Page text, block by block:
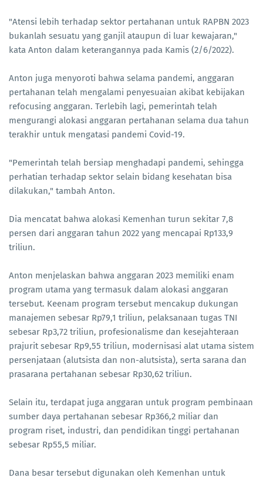
"Atensi lebih terhadap sektor pertahanan untuk RAPBN 2023
bukanlah sesuatu yang ganjil ataupun di luar kewajaran,"
kata Anton dalam keterangannya pada Kamis (2/6/2022).
Anton juga menyoroti bahwa selama pandemi, anggaran
pertahanan telah mengalami penyesuaian akibat kebijakan
refocusing anggaran. Terlebih lagi, pemerintah telah
mengurangi alokasi anggaran pertahanan selama dua tahun
terakhir untuk mengatasi pandemi Covid-19.
"Pemerintah telah bersiap menghadapi pandemi, sehingga
perhatian terhadap sektor selain bidang kesehatan bisa
dilakukan," tambah Anton.
Dia mencatat bahwa alokasi Kemenhan turun sekitar 7,8
persen dari anggaran tahun 2022 yang mencapai Rp133,9
triliun.
Anton menjelaskan bahwa anggaran 2023 memiliki enam
program utama yang termasuk dalam alokasi anggaran
tersebut. Keenam program tersebut mencakup dukungan
manajemen sebesar Rp79,1 triliun, pelaksanaan tugas TNI
sebesar Rp3,72 triliun, profesionalisme dan kesejahteraan
prajurit sebesar Rp9,55 triliun, modernisasi alat utama sistem
persenjataan (alutsista dan non-alutsista), serta sarana dan
prasarana pertahanan sebesar Rp30,62 triliun.
Selain itu, terdapat juga anggaran untuk program pembinaan
sumber daya pertahanan sebesar Rp366,2 miliar dan
program riset, industri, dan pendidikan tinggi pertahanan
sebesar Rp55,5 miliar.
Dana besar tersebut digunakan oleh Kemenhan untuk